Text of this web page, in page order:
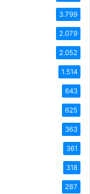
3.799
2.079
2.052
1.514
643
625
363
361
318
287